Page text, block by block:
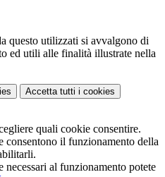
questo utilizzati si avvalgono di
ed utili alle finalità illustrate nella
Accetta tutti i cookies
quali cookie consentire.
consentono il funzionamento della
al funzionamento potete